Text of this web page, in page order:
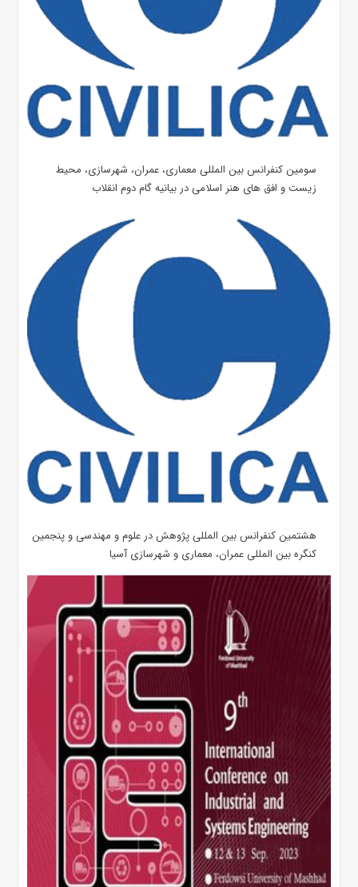
سومین کنفرانس بین المللی معماری، عمران، شهرسازی، محیط
زیست و افق های هنر اسلامی در بیانیه گام دوم انقلاب
هشتمین کنفرانس بین المللی پژوهش در علوم و مهندسی و پنجمین
کنگره بین المللی عمران، معماری و شهرسازی آسیا